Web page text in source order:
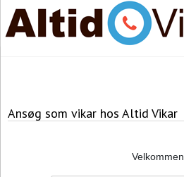
Ansøg som vikar hos Altid Vikar
Velkommen